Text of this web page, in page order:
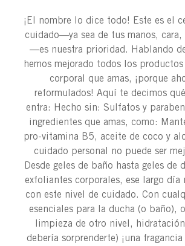
¡El nombre lo dice todo! Este es el
cuidado—ya sea de tus manos,
—es nuestra prioridad. Hablando
hemos mejorado todos los
corporal que amas, ¡porque
reformulados! Aquí te decimos
entra: Hecho sin: Sulfatos y
ingredientes que amas, como:
pro-vitamina B5, aceite de coco y
cuidado personal no puede ser
Desde geles de baño hasta geles de
exfoliantes corporales, ese largo día
con este nivel de cuidado. Con
esenciales para la ducha (o baño),
limpieza de otro nivel,
debería sorprenderte) ¡una